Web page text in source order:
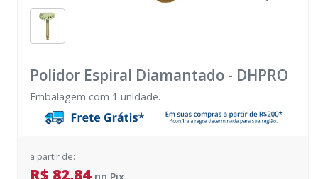
Polidor Espiral Diamantado - DHPRO
Embalagem com 1 unidade.
a partir de:
R$ 82,84